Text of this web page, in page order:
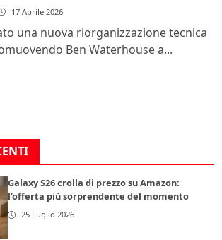
17 Aprile 2026
una nuova riorganizzazione tecnica
Ben Waterhouse a...
Galaxy S26 crolla di prezzo su Amazon:
l’offerta più sorprendente del momento
25 Luglio 2026